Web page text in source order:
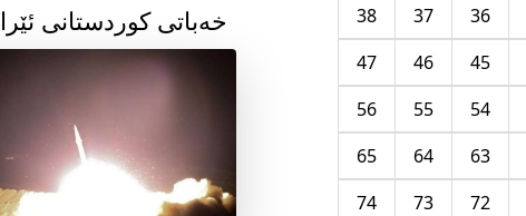
36
37
38
45
46
47
54
55
56
63
64
65
72
73
74
خەباتی کوردستانی